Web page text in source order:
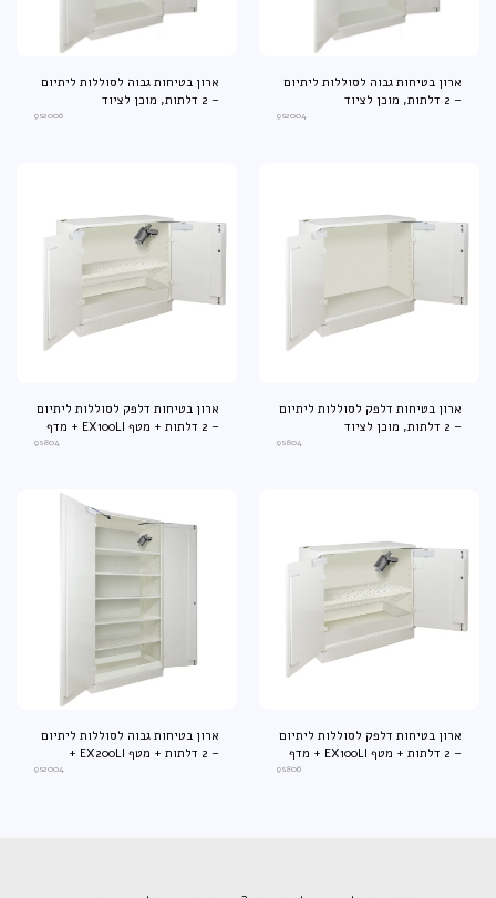
ארון בטיחות גבוה לסוללות ליתיום
– 2 דלתות, מוכן לציוד
9s2004
ארון בטיחות גבוה לסוללות ליתיום
– 2 דלתות, מוכן לציוד
9s2006
ארון בטיחות דלפק לסוללות ליתיום
– 2 דלתות, מוכן לציוד
9s804
ארון בטיחות דלפק לסוללות ליתיום
– 2 דלתות + מטף EX100LI + מדף
9s804
ארון בטיחות דלפק לסוללות ליתיום
– 2 דלתות + מטף EX100LI + מדף
9s806
ארון בטיחות גבוה לסוללות ליתיום
– 2 דלתות + מטף EX200LI +
9s2004